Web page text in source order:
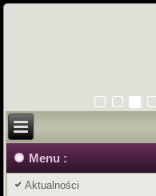
Menu :
Aktualności